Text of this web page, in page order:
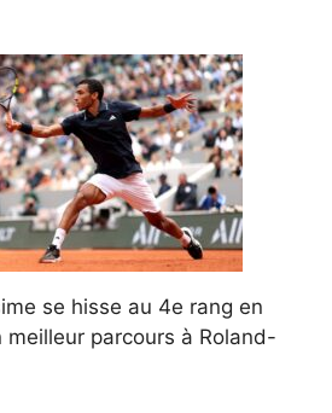
se hisse au 4e rang en
meilleur parcours à Roland-